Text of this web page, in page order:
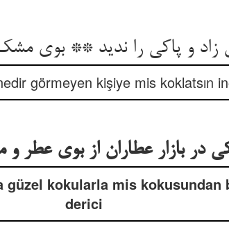
زاد و پاکی را ندید ** بوی
görmeyen kişiye mis koklatsın
در بازار عطاران از بوی عطر
güzel kokularla mis kokusundan
derici